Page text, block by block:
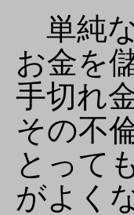
単純
お金を
手切れ
その不
とって
がよく